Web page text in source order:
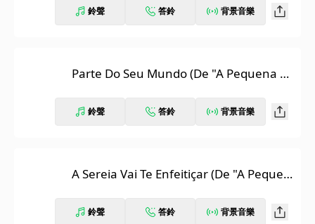
鈴聲 答鈴 背景音樂
Parte Do Seu Mundo (De "A Pequena Se
ês) 鈴聲 答鈴 背景音樂
A Sereia Vai Te Enfeitiçar (De "A Pequen
uguês)
鈴聲 答鈴 背景音樂